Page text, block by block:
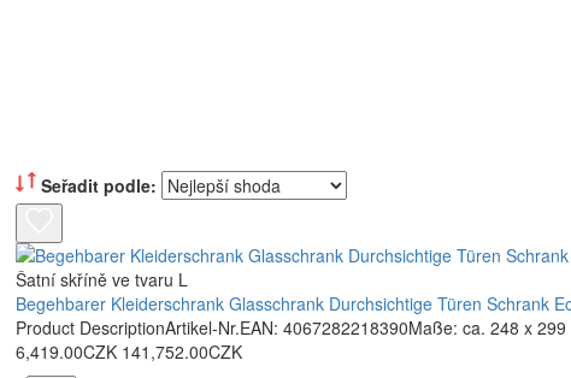
Seřadit podle:
Šatní skříně ve tvaru L
Begehbarer Kleiderschrank Glasschrank Durchsichtige Türen Schrank
Product DescriptionArtikel-Nr.EAN: 4067282218390Maße: ca. 248 x
6,419.00CZK 141,752.00CZK